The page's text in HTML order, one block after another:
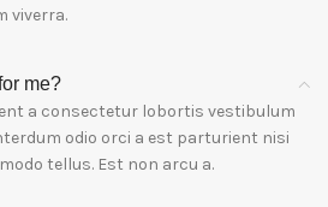
viverra.
me?
a consectetur lobortis vestibulum
odio orci a est parturient nisi
tellus. Est non arcu a.